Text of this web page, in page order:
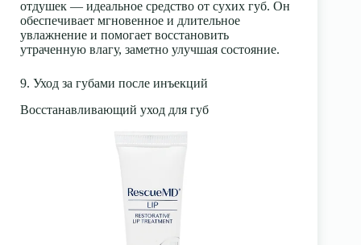
отдушек — идеальное средство от сухих губ. Он
обеспечивает мгновенное и длительное
увлажнение и помогает восстановить
утраченную влагу, заметно улучшая состояние.
9. Уход за губами после инъекций
Восстанавливающий уход для губ